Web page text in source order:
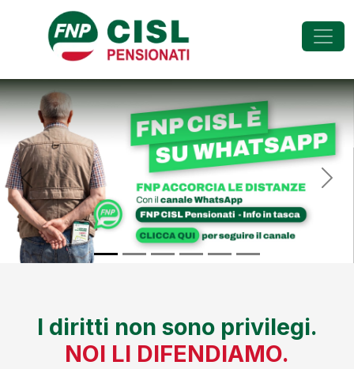
FNP - Federazione
Previous Next
I diritti non sono privilegi.
NOI LI DIFENDIAMO.